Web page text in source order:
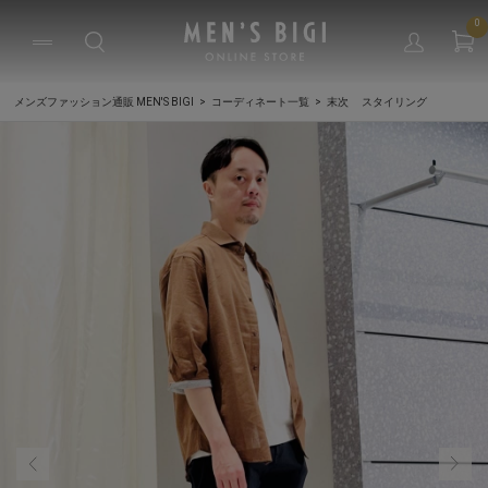
0
メンズファッション通販 MEN'S BIGI コーディネート一覧 末次 スタイリング